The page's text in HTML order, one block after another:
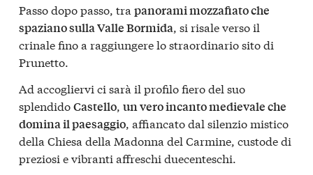
​Passo dopo passo, tra panorami mozzafiato che
spaziano sulla Valle Bormida, si risale verso il
crinale fino a raggiungere lo straordinario sito di
Prunetto.
Ad accogliervi ci sarà il profilo fiero del suo
splendidoCastello un vero incanto medievale che
domina il paesaggio , affiancato dal silenzio mistico
della Chiesa della Madonna del Carmine, custode di
preziosi e vibranti affreschi duecenteschi.